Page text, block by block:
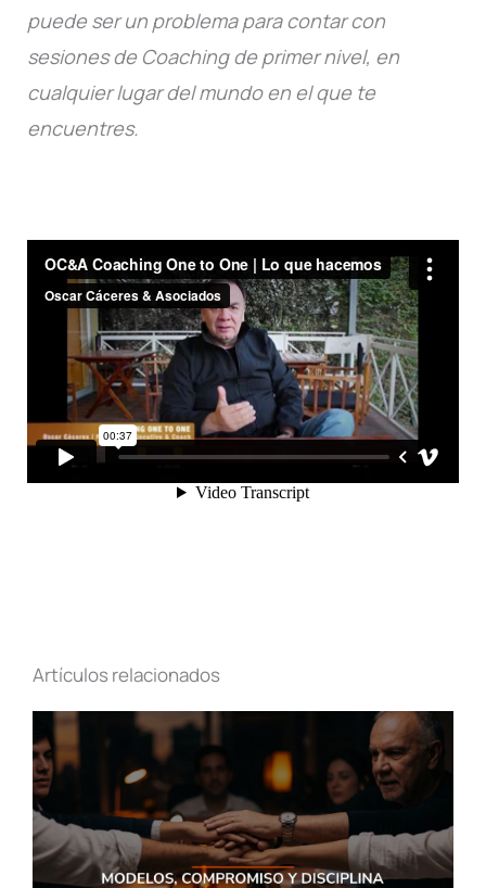
puede ser un problema para contar con
sesiones de Coaching de primer nivel, en
cualquier lugar del mundo en el que te
encuentres.
Artículos relacionados